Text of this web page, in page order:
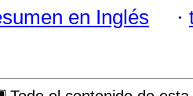
en Inglés ·